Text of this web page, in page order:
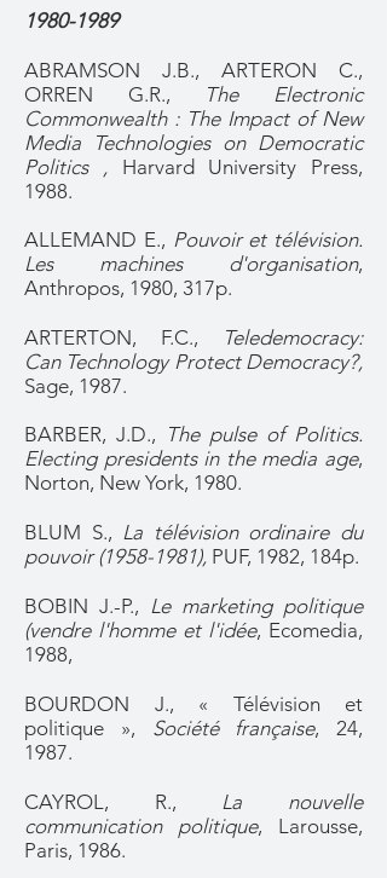
1980-1989
ABRAMSON J.B., ARTERON C.,
ORREN G.R.,
The Electronic
Commonwealth : The Impact of New
Media Technologies on Democratic
Politics , Harvard University Press,
1988.
ALLEMAND E., Pouvoir et télévision.
Les machines d'organisation,
Anthropos, 1980, 317p.
ARTERTON, F.C.,
Teledemocracy:
Can Technology Protect Democracy?,
Sage, 1987.
BARBER, J.D., The pulse of Politics.
Electing presidents in the media age,
Norton, New York, 1980.
BLUM S., La télévision ordinaire du
pouvoir(1958-1981), PUF, 1982, 184p.
BOBIN J.-P., Le marketing politique
(vendre l'homme et l'idée, Ecomedia,
1988,
BOURDON J., « Télévision et
politique », Société française, 24,
1987.
CAYROL, R., La nouvelle
communication politique, Larousse,
Paris, 1986.